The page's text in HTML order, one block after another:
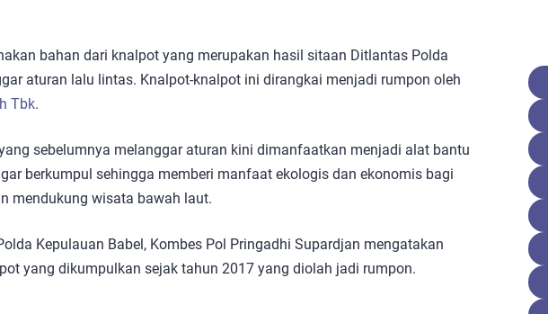
bahan dari knalpot yang merupakan hasil sitaan Ditlantas Polda
aturan lalu lintas. Knalpot-knalpot ini dirangkai menjadi rumpon oleh
Tbk.
sebelumnya melanggar aturan kini dimanfaatkan menjadi alat bantu
berkumpul sehingga memberi manfaat ekologis dan ekonomis bagi
mendukung wisata bawah laut.
Kepulauan Babel, Kombes Pol Pringadhi Supardjan mengatakan
yang dikumpulkan sejak tahun 2017 yang diolah jadi rumpon.